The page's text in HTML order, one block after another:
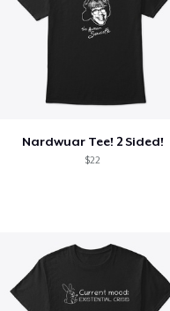
Nardwuar Tee! 2 Sided!
$22